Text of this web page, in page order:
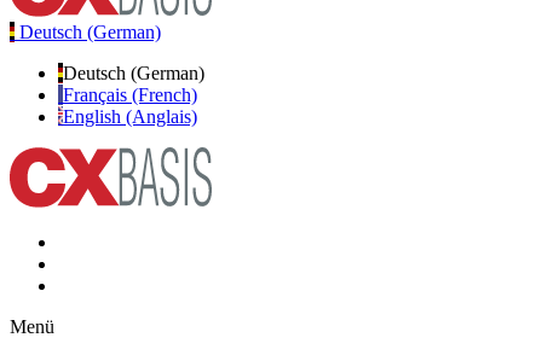
Deutsch (German)
Deutsch (German)
Français (French)
English (Anglais)
Menü